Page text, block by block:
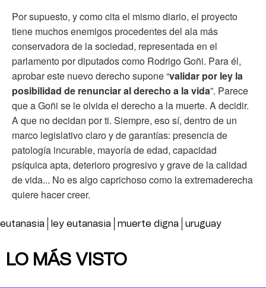
Por supuesto, y como cita el mismo diario, el proyecto
tiene muchos enemigos procedentes del ala más
conservadora de la sociedad, representada en el
parlamento por diputados como Rodrigo Goñi. Para él,
aprobar este nuevo derecho supone “validar por ley la
posibilidad de renunciar al derecho a la vida”. Parece
que a Goñi se le olvida el derecho a la muerte. A decidir.
A que no decidan por ti. Siempre, eso sí, dentro de un
marco legislativo claro y de garantías: presencia de
patología incurable, mayoría de edad, capacidad
psíquica apta, deterioro progresivo y grave de la calidad
de vida... No es algo caprichoso como la extremaderecha
quiere hacer creer.
eutanasia ley eutanasia muerte digna uruguay
LO MÁS VISTO